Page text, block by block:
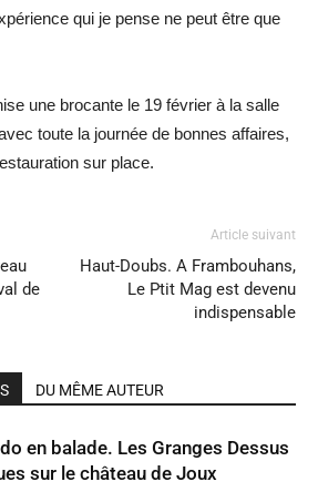
qui je pense ne peut être que
une brocante le 19 février à la salle
toute la journée de bonnes affaires,
sur place.
de
Article suivant
Haut-Doubs. A Frambouhans,
Le Ptit Mag est devenu
indispensable
DU MÊME AUTEUR
en balade. Les Granges Dessus
sur le château de Joux